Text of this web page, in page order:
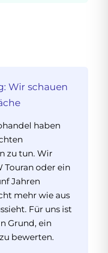
Wir schauen
haben
zu tun. Wir
Touran oder ein
Jahren
mehr wie aus
Für uns ist
Grund, ein
bewerten.